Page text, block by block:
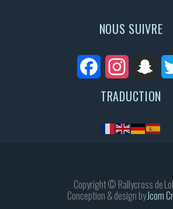
NOUS SUIVRE
FacebookInstagram
TRADUCTION
Copyright © Rallycross de
Conception & design byJcom